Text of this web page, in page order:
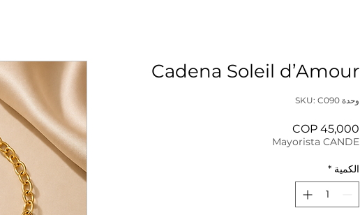
Cadena Soleil d’Amour
وحدة SKU: C090
السعر
Mayorista CANDE
الكمية *